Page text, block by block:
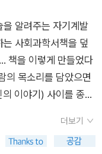
받아야만 했다. 스
보니 ‘웃픈’ 블랙 코
사하는 바는 크다. 남
의 “남성적 광기”에 사
베스트 프렌드라고
친 ‘호프’와 ‘필’이
다고 말한다. 이성 간의
데 뒤섞인 복잡한 감
주억거리며 ‘아~ 내
금의 아내가 여자 친구
면서 변함없는 속 깊은
대단한 우정 납셨네를
린 적이 없다는 사실을
팍한 우정만이 남아있
에 넘치고 날것 그대로
만, 전반적으로 유쾌한
알려주는 자기계발
사회과학서​책을 덮
책을 이렇게 만들었다
의 목소리를 담았으면
이야기) 사이를 종횡
남자', '친구', '없
.
더보기